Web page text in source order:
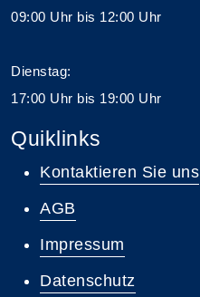
09:00 Uhr bis 12:00 Uhr
Dienstag:
17:00 Uhr bis 19:00 Uhr
Quiklinks
Kontaktieren Sie uns
AGB
Impressum
Datenschutz